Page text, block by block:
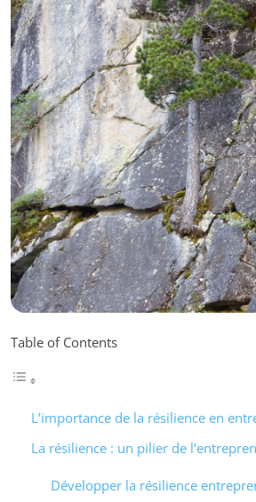
Table of Contents
L’importance de la résilience en
La résilience : un pilier de
Développer la résilience